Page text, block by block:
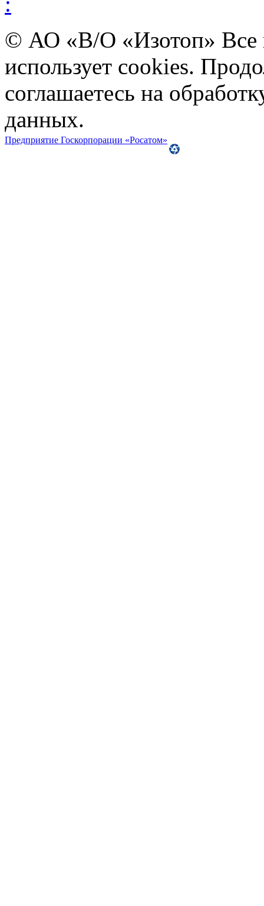
© АО «В/О «Изотоп» Все
использует cookies.
соглашаетесь на
данных.
Предприятие Госкорпорации «Росатом»